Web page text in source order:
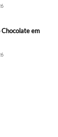
Chocolate em